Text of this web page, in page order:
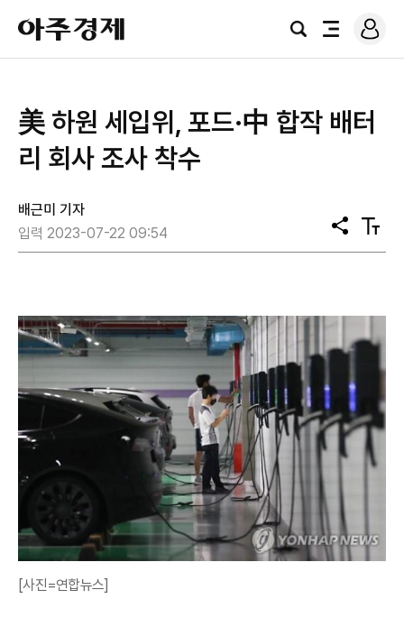
아
주
경
검
전
로
그
美 하원 세입위, 포드·中 합작 배터
리 회사 조사 착수
배근미 기자
입력 2023-07-22 09:54
공
유
텍
스
[사진=연합뉴스]